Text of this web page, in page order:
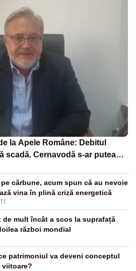
la Apele Române: Debitul
scadă. Cernavodă s-ar putea
cărbune, acum spun că au nevoie
vina în plină criză energetică
de mult încât a scos la suprafață
război mondial
patrimoniul va deveni conceptul
viitoare?